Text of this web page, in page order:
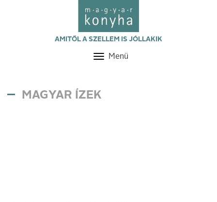
AMITŐL A SZELLEM IS JÓLLAKIK
Toggle
Menü
MAGYAR ÍZEK